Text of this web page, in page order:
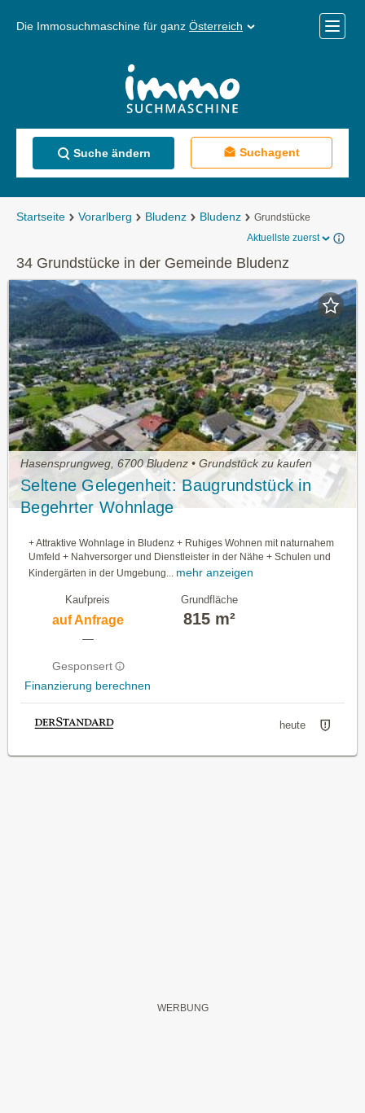
Die Immosuchmaschine für ganz Österreich
Menü
Suche ändern Suchagent
Startseite Vorarlberg Bludenz Bludenz
Grundstücke
Aktuellste zuerst
34 Grundstücke in der Gemeinde Bludenz
Hasensprungweg, 6700 Bludenz • Grundstück zu kaufen
Seltene Gelegenheit: Baugrundstück in
Begehrter Wohnlage
+ Attraktive Wohnlage in Bludenz + Ruhiges Wohnen mit naturnahem
Umfeld + Nahversorger und Dienstleister in der Nähe + Schulen und
Kindergärten in der Umgebung...
mehr anzeigen
Kaufpreis
auf Anfrage
—
Gesponsert
Finanzierung berechnen
Grundfläche
815 m²
heute